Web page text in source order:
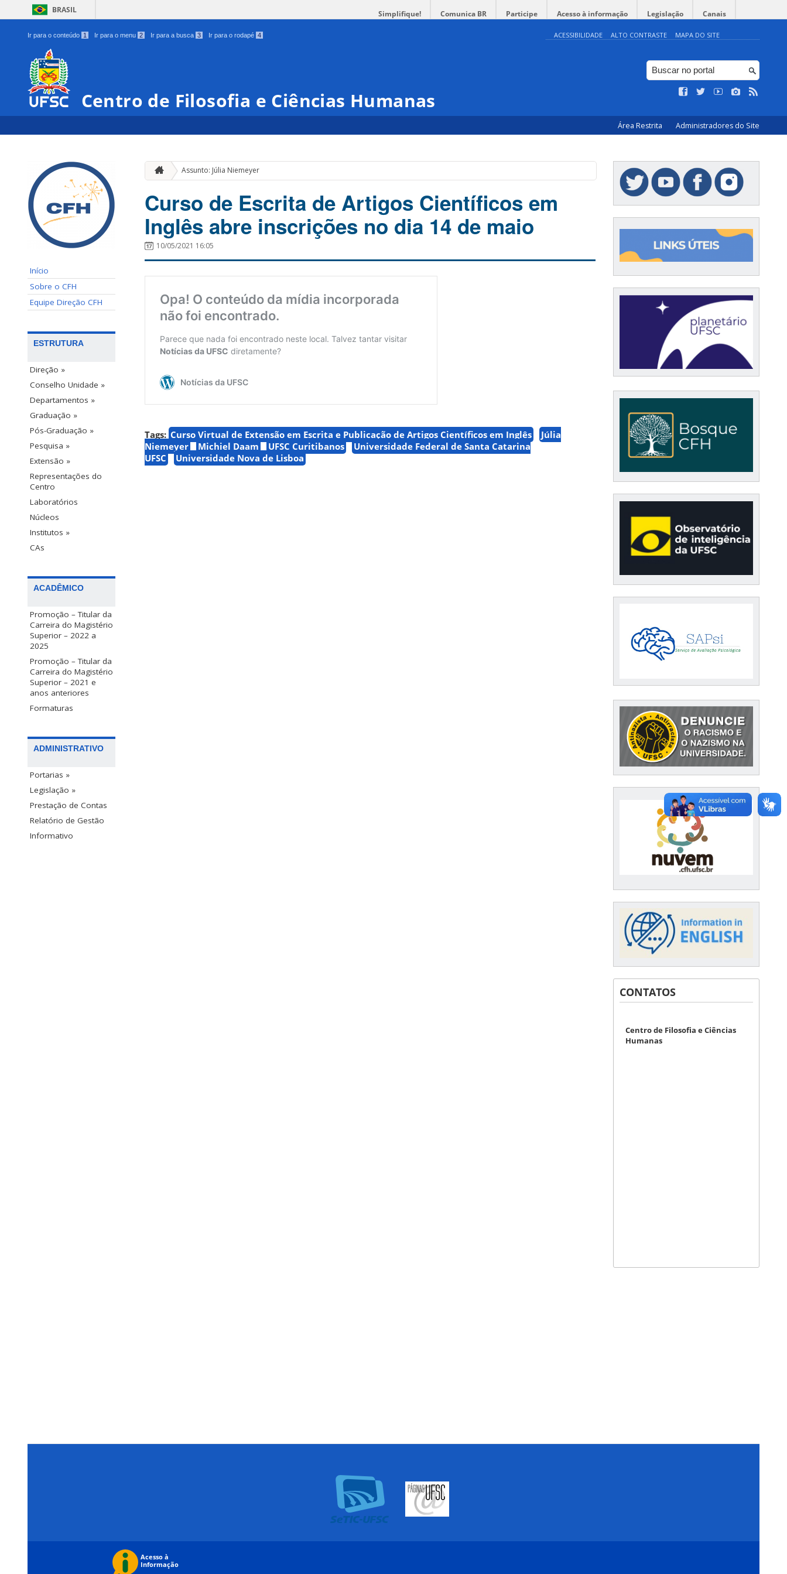
BRASIL Simplifique! Comunica BR Participe Acesso à informação Legislação Canais
Ir para o conteúdo 1 Ir para o menu 2 Ir para a busca 3 Ir para o rodapé 4 ACESSIBILIDADE ALTO CONTRASTE MAPA DO SITE
Centro de Filosofia e Ciências Humanas
Área Restrita Administradores do Site
Início
Sobre o CFH
Equipe Direção CFH
ESTRUTURA
Direção »
Conselho Unidade »
Departamentos »
Graduação »
Pós-Graduação »
Pesquisa »
Extensão »
Representações do
Centro
Laboratórios
Núcleos
Institutos »
CAs
ACADÊMICO
Promoção – Titular da
Carreira do Magistério
Superior – 2022 a
2025
Promoção – Titular da
Carreira do Magistério
Superior – 2021 e
anos anteriores
Formaturas
ADMINISTRATIVO
Portarias »
Legislação »
Prestação de Contas
Relatório de Gestão
Informativo
Assunto: Júlia Niemeyer
Curso de Escrita de Artigos Científicos em
Inglês abre inscrições no dia 14 de maio
10/05/2021 16:05
Tags: Curso Virtual de Extensão em Escrita e Publicação de Artigos Científicos em Inglês
Júlia
Niemeyer
Michiel Daam UFSC Curitibanos
Universidade Federal de Santa Catarina
UFSC
Universidade Nova de Lisboa
CONTATOS
Centro de Filosofia e Ciências
Humanas